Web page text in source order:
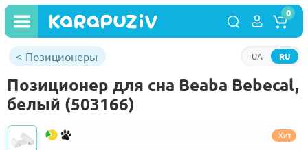
RU
UA
0
Позиционеры
Позиционер для сна Beaba Bebecal,
белый (503166)
Хит